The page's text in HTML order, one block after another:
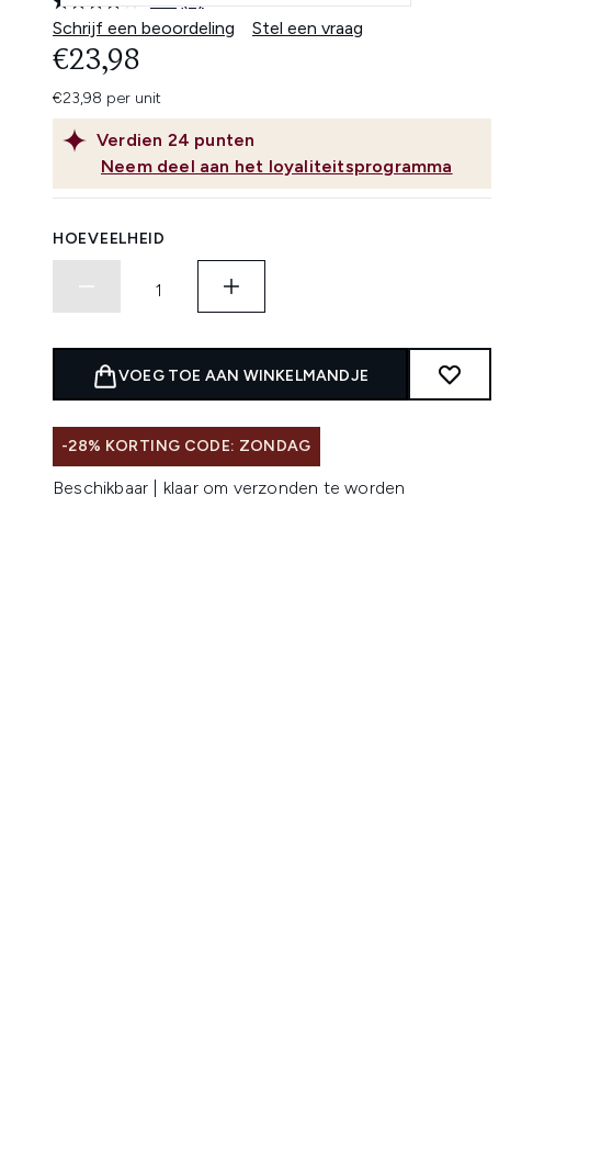
Lees
3
beoordelingen.
Schrijf een beoordeling
Stel een vraag
Verdien 24 punten
Neem deel aan het loyaliteitsprogramma
€23,98
€23,98 per unit
HOEVEELHEID
VOEG TOE AAN WINKELMANDJE
-28% KORTING CODE: ZONDAG
Beschikbaar | klaar om verzonden te worden